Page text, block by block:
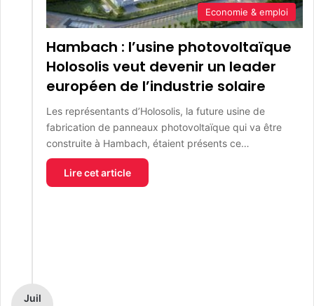
Economie & emploi
Hambach : l’usine photovoltaïque
Holosolis veut devenir un leader
européen de l’industrie solaire
Les représentants d’Holosolis, la future usine de
fabrication de panneaux photovoltaïque qui va être
construite à Hambach, étaient présents ce…
Lire cet article
Juil